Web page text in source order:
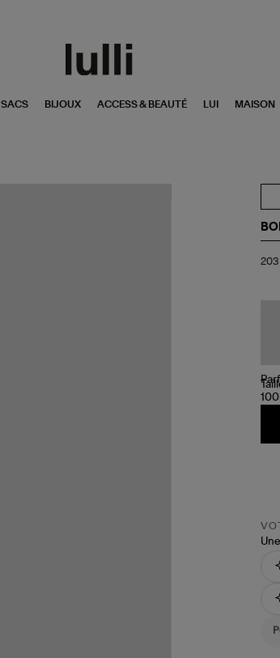
SACS BIJOUX ACCESS & BEAUTÉ LUI MAISON
203